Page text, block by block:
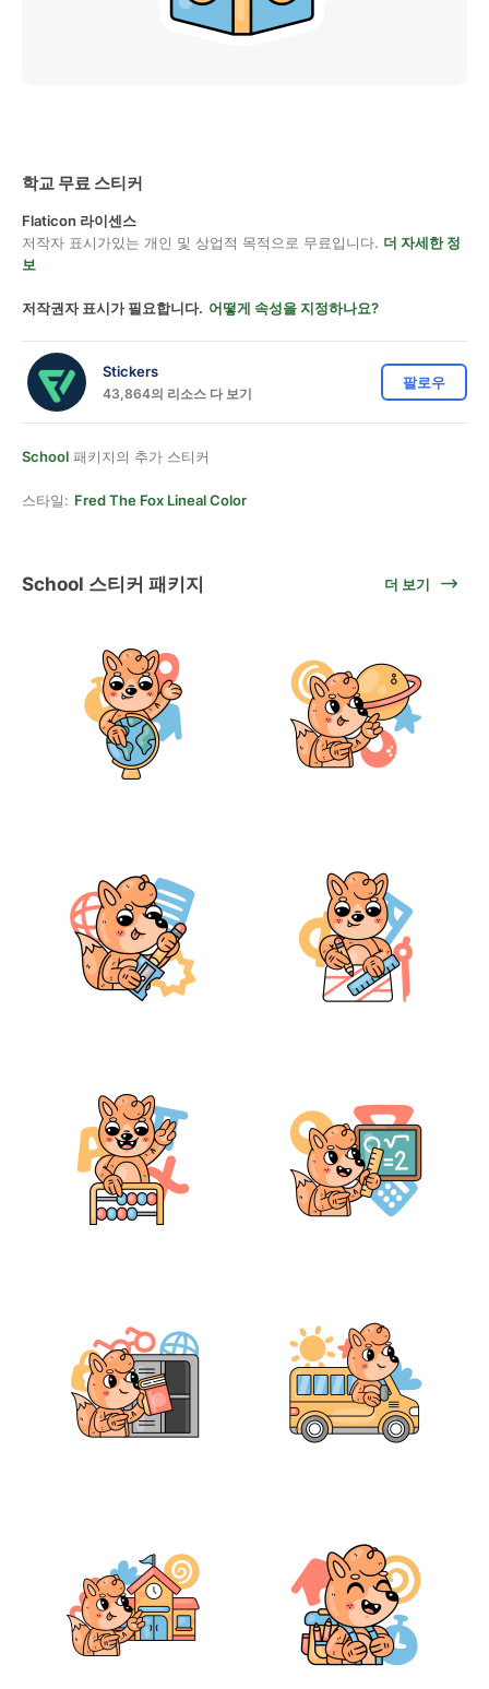
학교 무료 스티커
Flaticon 라이센스
저작자 표시가있는 개인 및 상업적 목적으로 무료입니다. 더 자세한 정
보
저작권자 표시가 필요합니다. 어떻게 속성을 지정하나요?
Stickers
43,864의 리소스 다 보기
팔로우
School 패키지의 추가 스티커
스타일: Fred The Fox Lineal Color
School 스티커 패키지 더 보기